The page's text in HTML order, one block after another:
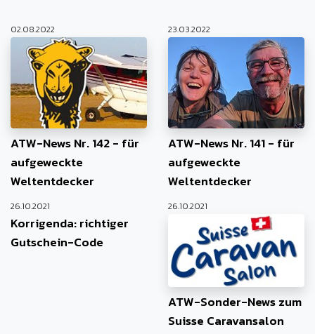
02.08.2022
ATW-News Nr. 142 - für
aufgeweckte
Weltentdecker
23.03.2022
ATW-News Nr. 141 - für
aufgeweckte
Weltentdecker
26.10.2021
Korrigenda: richtiger
Gutschein-Code
26.10.2021
ATW-Sonder-News zum
Suisse Caravansalon